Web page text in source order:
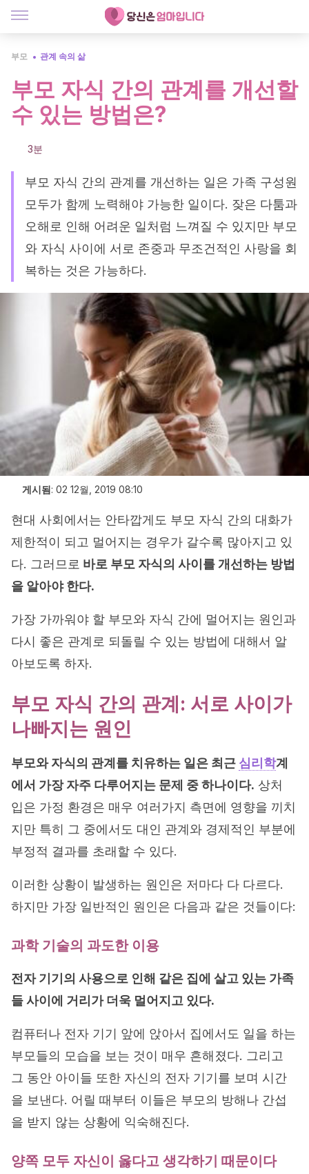
부모 관계 속의 삶
부모 자식 간의 관계를 개선할
수 있는 방법은?
3분
부모 자식 간의 관계를 개선하는 일은 가족 구성원
모두가 함께 노력해야 가능한 일이다. 잦은 다툼과
오해로 인해 어려운 일처럼 느껴질 수 있지만 부모
와 자식 사이에 서로 존중과 무조건적인 사랑을 회
복하는 것은 가능하다.
게시됨: 02 12월, 2019 08:10
현대 사회에서는 안타깝게도 부모 자식 간의 대화가
제한적이 되고 멀어지는 경우가 갈수록 많아지고 있
다. 그러므로 바로 부모 자식의 사이를 개선하는 방법
을 알아야 한다.
가장 가까워야 할 부모와 자식 간에 멀어지는 원인과
다시 좋은 관계로 되돌릴 수 있는 방법에 대해서 알
아보도록 하자.
부모 자식 간의 관계: 서로 사이가
나빠지는 원인
부모와 자식의 관계를 치유하는 일은 최근 심리학계
에서 가장 자주 다루어지는 문제 중 하나이다. 상처
입은 가정 환경은 매우 여러가지 측면에 영향을 끼치
지만 특히 그 중에서도 대인 관계와 경제적인 부분에
부정적 결과를 초래할 수 있다.
이러한 상황이 발생하는 원인은 저마다 다 다르다.
하지만 가장 일반적인 원인은 다음과 같은 것들이다:
과학 기술의 과도한 이용
전자 기기의 사용으로 인해 같은 집에 살고 있는 가족
들 사이에 거리가 더욱 멀어지고 있다.
컴퓨터나 전자 기기 앞에 앉아서 집에서도 일을 하는
부모들의 모습을 보는 것이 매우 흔해졌다. 그리고
그 동안 아이들 또한 자신의 전자 기기를 보며 시간
을 보낸다. 어릴 때부터 이들은 부모의 방해나 간섭
을 받지 않는 상황에 익숙해진다.
양쪽 모두 자신이 옳다고 생각하기 때문이다